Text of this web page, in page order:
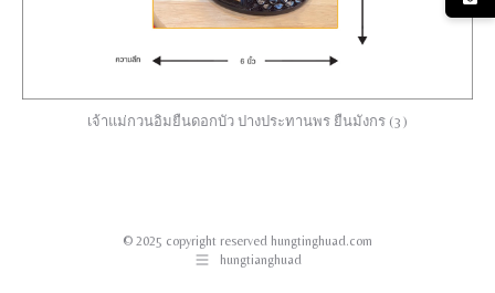
เจ้าแม่กวนอิมยืนดอกบัว ปางประทานพร ยืนมังกร (3)
© 2025 copyright reserved hungtinghuad.com
hungtianghuad